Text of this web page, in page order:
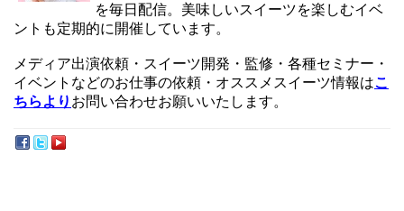
を毎日配信。美味しいスイーツを楽しむイベ
ントも定期的に開催しています。
メディア出演依頼・スイーツ開発・監修・各種セミナー・
イベントなどのお仕事の依頼・オススメスイーツ情報はこ
ちらより お問い合わせお願いいたします。